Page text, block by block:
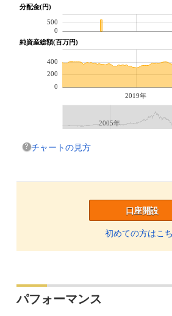
分配金(円)
0
500
純資産総額(百万円)
2019年
0
200
400
2005年
チャートの見方
口座開設
初めての方はこ
パフォーマンス